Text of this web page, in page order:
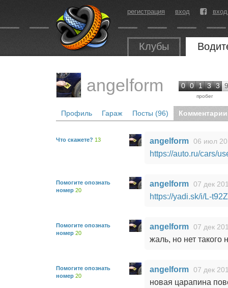
регистрация вход
Клубы
angelform 0 0 1 3 3 9
пробег
Профиль Гараж Посты (96)
Что скажете? 13 angelform 06 июл
https://auto.ru/cars/
Помогите опознать
номер 20
angelform 07 дек
https://yadi.sk/i/L-
Помогите опознать
номер 20
angelform 07 дек
жаль, но нет такого
Помогите опознать
номер 20
angelform 07 дек
новая царапина